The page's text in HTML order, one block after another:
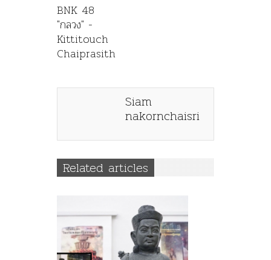
BNK 48
"กลวง" -
Kittitouch
Chaiprasith
Siam
nakornchaisri
Related articles